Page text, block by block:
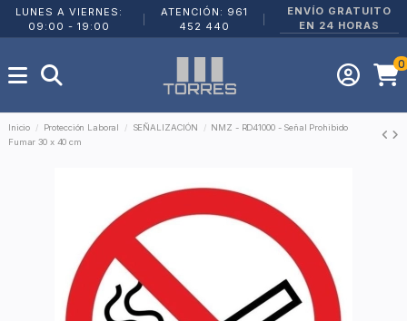
LUNES A VIERNES:
09:00 - 19:00
ATENCIÓN: 961
452 440
ENVÍO GRATUITO
EN 24 HORAS
0
Inicio Protección Laboral SEÑALIZACIÓN
NMZ - RD41000 - Señal Prohibido
Fumar 30 x 40 cm